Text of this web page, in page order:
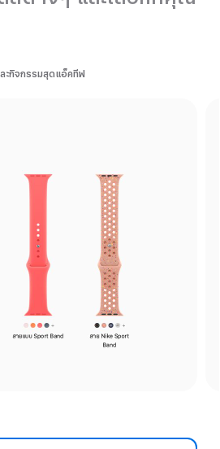
ะกิจกรรมสุดแอ็คทีฟ